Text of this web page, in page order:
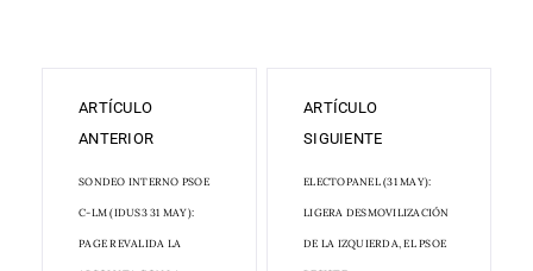
ARTÍCULO
ANTERIOR
SONDEO INTERNO PSOE
C-LM (IDUS3 31 MAY):
PAGE REVALIDA LA
ARTÍCULO
SIGUIENTE
ELECTOPANEL (31 MAY):
LIGERA DESMOVILIZACIÓN
DE LA IZQUIERDA, EL PSOE